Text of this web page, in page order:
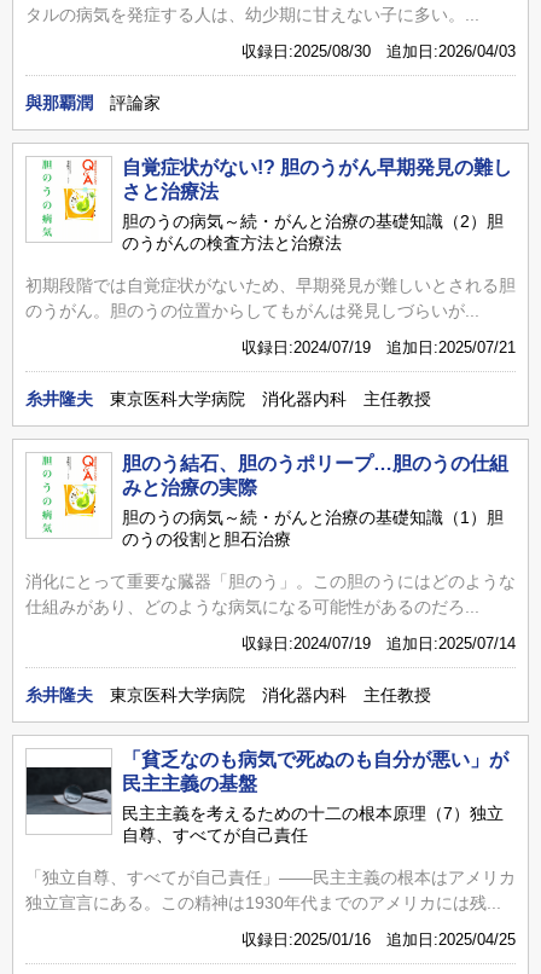
タルの病気を発症する人は、幼少期に甘えない子に多い。...
収録日:2025/08/30 追加日:2026/04/03
與那覇潤 評論家
自覚症状がない!? 胆のうがん早期発見の難し
さと治療法
胆のうの病気～続・がんと治療の基礎知識（2）胆
のうがんの検査方法と治療法
初期段階では自覚症状がないため、早期発見が難しいとされる胆
のうがん。胆のうの位置からしてもがんは発見しづらいが...
収録日:2024/07/19 追加日:2025/07/21
糸井隆夫 東京医科大学病院 消化器内科 主任教授
胆のう結石、胆のうポリープ…胆のうの仕組
みと治療の実際
胆のうの病気～続・がんと治療の基礎知識（1）胆
のうの役割と胆石治療
消化にとって重要な臓器「胆のう」。この胆のうにはどのような
仕組みがあり、どのような病気になる可能性があるのだろ...
収録日:2024/07/19 追加日:2025/07/14
糸井隆夫 東京医科大学病院 消化器内科 主任教授
「貧乏なのも病気で死ぬのも自分が悪い」が
民主主義の基盤
民主主義を考えるための十二の根本原理（7）独立
自尊、すべてが自己責任
「独立自尊、すべてが自己責任」――民主主義の根本はアメリカ
独立宣言にある。この精神は1930年代までのアメリカには残...
収録日:2025/01/16 追加日:2025/04/25